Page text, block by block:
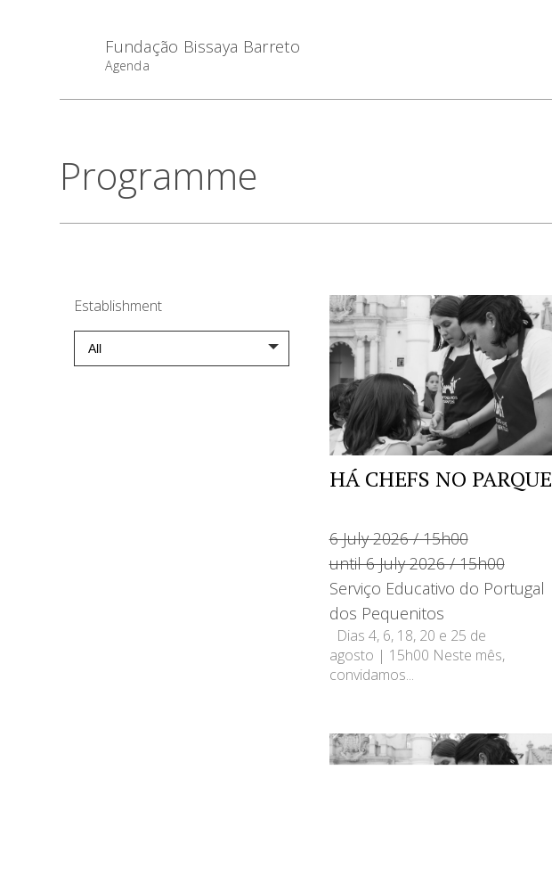
Fundação Bissaya Barreto
Agenda
Programme
Establishment
HÁ CHEFS NO PARQUE
6 July 2026 / 15h00
until 6 July 2026 / 15h00
Serviço Educativo do Portugal
dos Pequenitos
Dias 4, 6, 18, 20 e 25 de
agosto | 15h00 Neste mês,
convidamos...